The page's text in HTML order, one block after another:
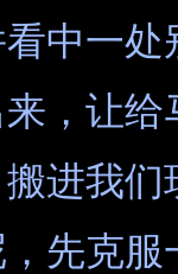
中一处
，让给
进我们
先克服